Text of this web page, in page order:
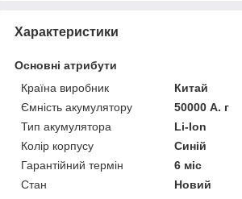
Характеристики
Основні атрибути
Країна виробник
Китай
Ємність акумулятору
50000 А. г
Тип акумулятора
Li-Ion
Колір корпусу
Синій
Гарантійний термін
6 міс
Стан
Новий